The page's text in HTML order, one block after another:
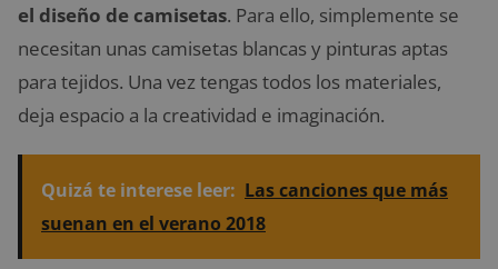
el diseño de camisetas. Para ello, simplemente se
necesitan unas camisetas blancas y pinturas aptas
para tejidos. Una vez tengas todos los materiales,
deja espacio a la creatividad e imaginación.
Quizá te interese leer: Las canciones que más
suenan en el verano 2018